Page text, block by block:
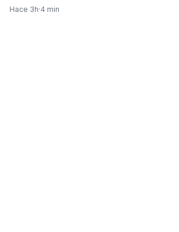
Hace 3h·4 min